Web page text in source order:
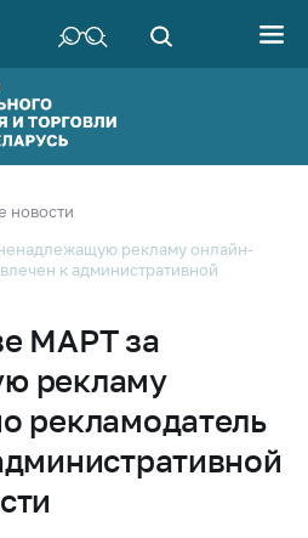
новости
рекламу онлайн-
к административной
МАРТ за
рекламу
рекламодатель